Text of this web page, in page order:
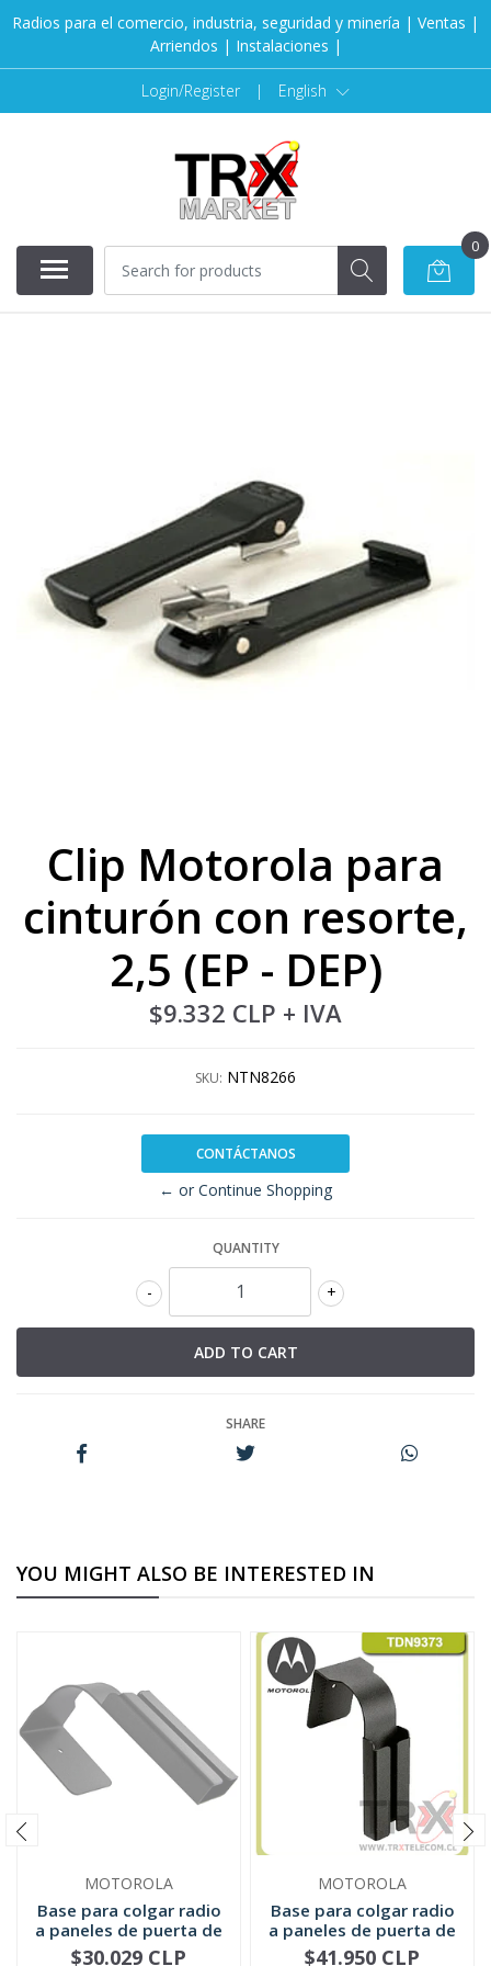
Radios para el comercio, industria, seguridad y minería | Ventas |
Arriendos | Instalaciones |
Login/Register | English
0
Clip Motorola para
cinturón con resorte,
2,5 (EP - DEP)
$9.332 CLP + IVA
SKU: NTN8266
CONTÁCTANOS
← or Continue Shopping
QUANTITY
+
-
SHARE
YOU MIGHT ALSO BE INTERESTED IN
MOTOROLA
Base para colgar radio
a paneles de puerta de
6...
NOT AVAILABLE
$30.029 CLP
MOTOROLA
Base para colgar radio
a paneles de puerta de
6...
$41.950 CLP